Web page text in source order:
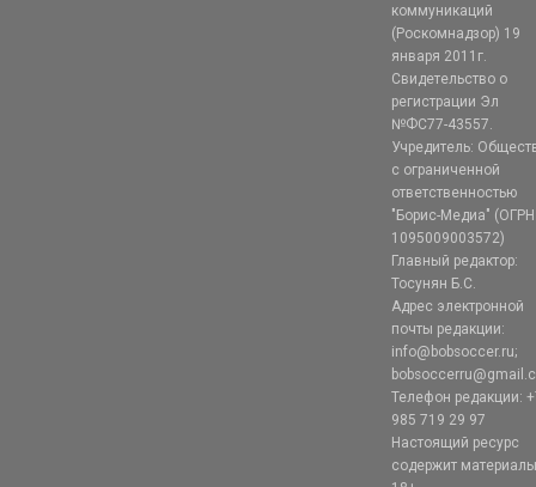
коммуникаций
(Роскомнадзор) 19
января 2011г.
Свидетельство о
регистрации Эл
№ФС77-43557.
Учредитель:
с ограниченной
ответственностью
"Борис-Медиа" (ОГРН
1095009003572)
Главный редактор:
Тосунян Б.С.
Адрес электронной
почты редакции:
info@bobsoccer.ru;
Телефон редакции:
985 719 29 97
Настоящий ресурс
содержит